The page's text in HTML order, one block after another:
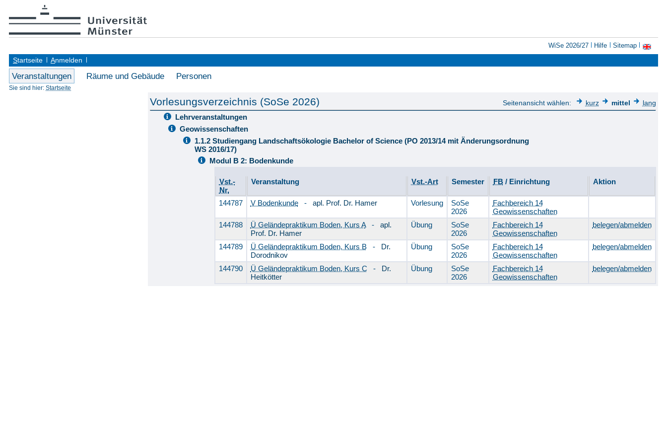
WiSe 2026/27 Hilfe
Sitemap
Startseite Anmelden
Veranstaltungen Räume und Gebäude Personen
Sie sind hier: Startseite
Vorlesungsverzeichnis (SoSe 2026) Seitenansicht wählen: kurz mittel lang
Lehrveranstaltungen
Geowissenschaften
1.1.2 Studiengang Landschaftsökologie Bachelor of Science (PO 2013/14 mit Änderungsordnung
WS 2016/17)
Modul B 2: Bodenkunde
Vst.-
Nr.
Veranstaltung Vst.-Art Semester FB/ Einrichtung Aktion
144787 V Bodenkunde- apl. Prof. Dr. Hamer Vorlesung
SoSe
2026
Fachbereich 14
Geowissenschaften
144788
Ü Geländepraktikum Boden, Kurs A- apl.
Prof. Dr. Hamer
Übung
SoSe
2026
Fachbereich 14
Geowissenschaften
belegen/abmelden
144789 Ü Geländepraktikum Boden, Kurs B- Dr.
Dorodnikov
Übung
SoSe
2026
Fachbereich 14
Geowissenschaften
belegen/abmelden
144790 Ü Geländepraktikum Boden, Kurs C - Dr.
Heitkötter
Übung
SoSe
2026
Fachbereich 14
Geowissenschaften
belegen/abmelden